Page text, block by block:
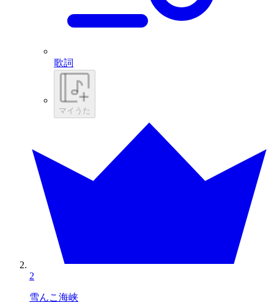
歌詞
マイうた
2
雪んこ海峡